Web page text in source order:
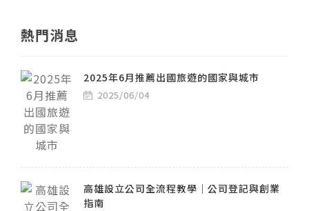
熱門消息
2025年6月推薦出國旅遊的國家與城市
2025/06/04
高雄設立公司全流程教學｜公司登記與創業
指南